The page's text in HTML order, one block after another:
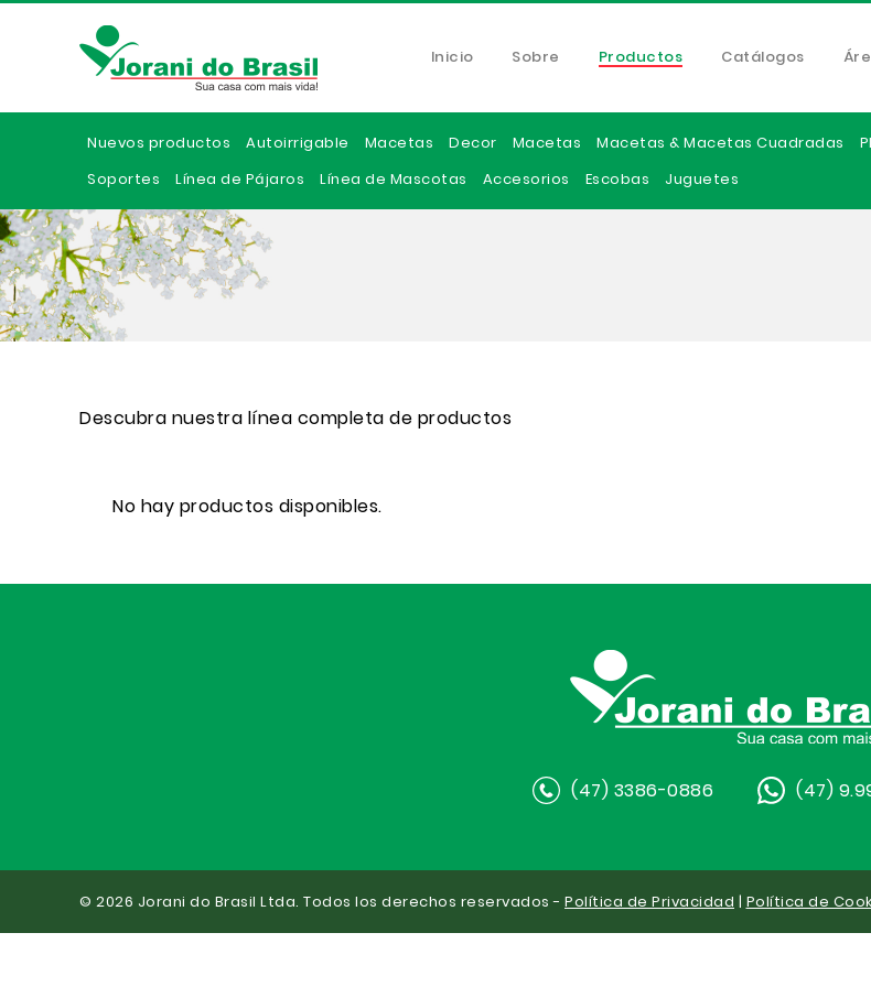
Inicio Sobre Productos Catálogos
Nuevos productos Autoirrigable Macetas Decor Macetas Macetas & Macetas Cuadradas
Soportes
Línea de Pájaros Línea de Mascotas Accesorios Escobas Juguetes
Descubra nuestra línea completa de productos
No hay productos disponibles.
(47) 3386-0886 (47)
© 2026 Jorani do Brasil Ltda. Todos los derechos reservados - Política de Privacidad | Política de